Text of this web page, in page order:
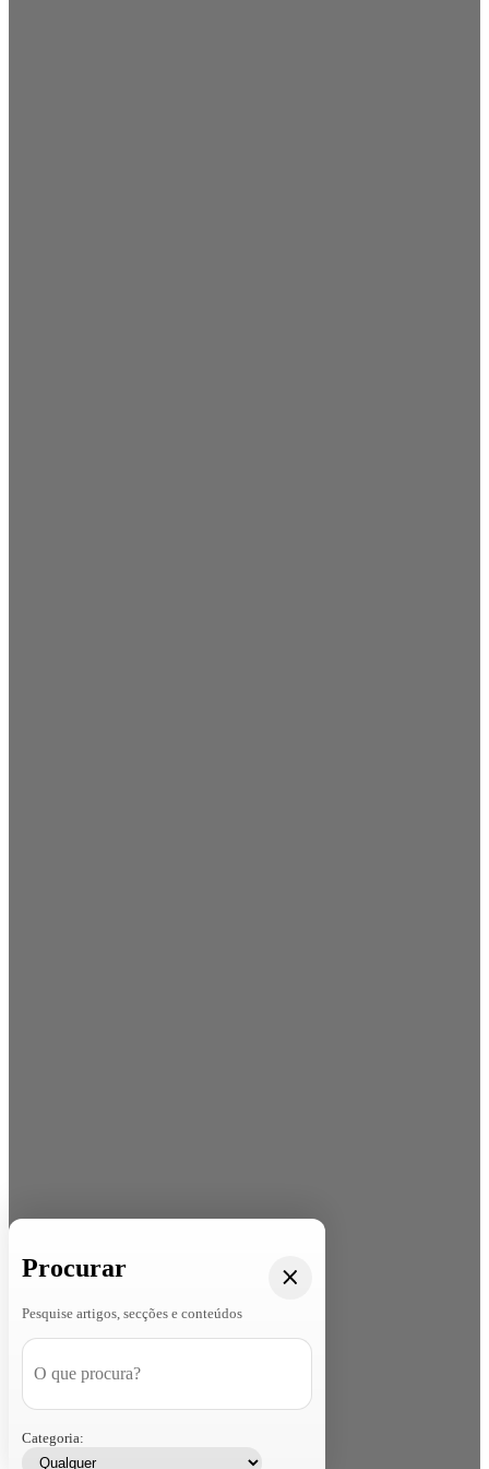
Procurar
Pesquise artigos, secções e conteúdos
Categoria: